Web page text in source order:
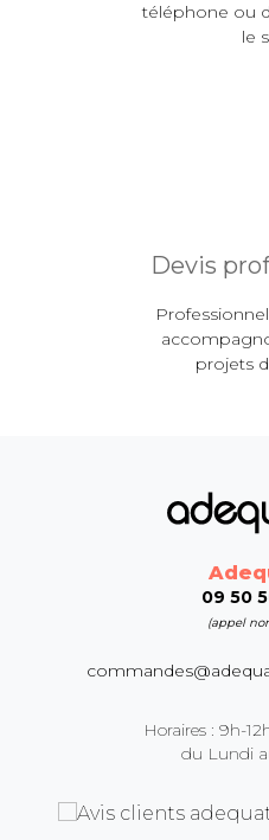
téléphone ou
le
Devis
projets
09 50
(appel
Horaires : 9h-
du Lundi